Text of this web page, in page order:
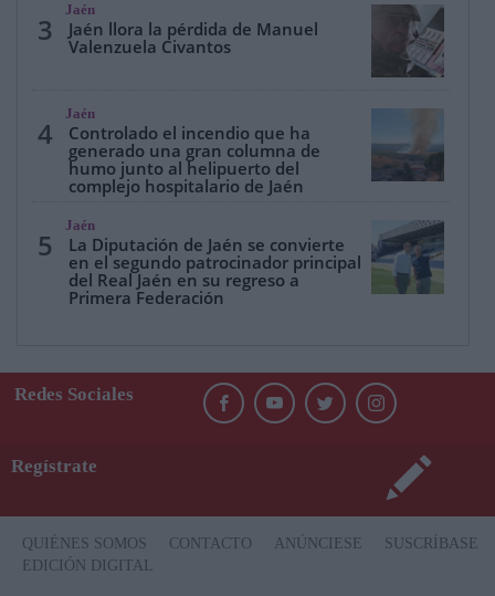
3
Jaén
Jaén llora la pérdida de Manuel
Valenzuela Civantos
4
Jaén
Controlado el incendio que ha
generado una gran columna de
humo junto al helipuerto del
complejo hospitalario de Jaén
5
Jaén
La Diputación de Jaén se convierte
en el segundo patrocinador principal
del Real Jaén en su regreso a
Primera Federación
Redes Sociales
Regístrate
QUIÉNES SOMOS CONTACTO ANÚNCIESE
SUSCRÍBASE
EDICIÓN DIGITAL